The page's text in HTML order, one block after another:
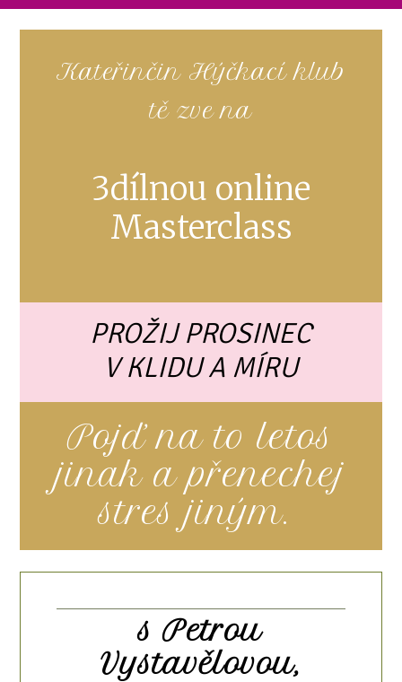
Kateřinčin Hýčkací klub
tě zve na
3dílnou online
Masterclass
PROŽIJ PROSINEC
V KLIDU A MÍRU
Pojď na to letos
jinak a přenechej
stres jiným.
s Petrou
Vystavělovou,